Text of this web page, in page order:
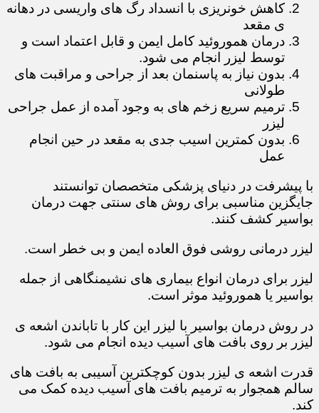
کاهش خونریزی با انسداد رگ های واریسی در دهانه
ی مقعد
درمان هموروئید کامل ایمن و قابل اعتماد است و
توسط لیزر انجام می شود.
بدون نیاز به پاسنمان بعد از جراحی و مراقبت های
طولانی
ترمیم سریع زخم های به وجود آمده از عمل جراحی
لیزر
بدون کمترین اسیب جدی به مقعد در حین انجام
عمل
با پیشرفت در دنیای پزشکی متخصصان توانستند
جایگزین مناسبی برای روش های سنتی جهت درمان
بواسیر کشف کنند.
لیزر درمانی روشی فوق العاده ایمن و بی خطر است.
لیزر برای درمان انواع بیماری های نشیمنگاهی از جمله
بواسیر یا هموروئید موثر است.
در روش درمان بواسیر با لیزر این کار با تاباندن اشعه ی
لیزر بر روی بافت های آسیب دیده انجام می شود.
قدرت اشعه ی لیزر بدون کوچکترین آسیبی به بافت های
سالم همجوار به ترمیم بافت های آسیب دیده کمک می
کند.